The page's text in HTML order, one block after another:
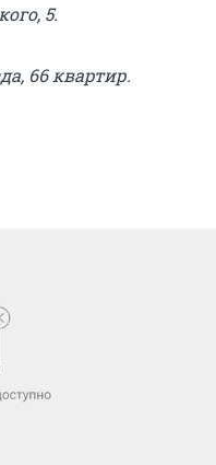
5.
66 квартир.